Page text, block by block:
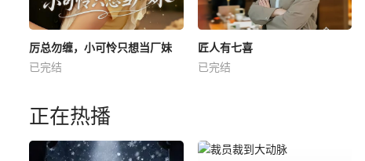
厉总勿缠，小可怜只想当厂妹
已完结
匠人有七喜
已完结
正在热播